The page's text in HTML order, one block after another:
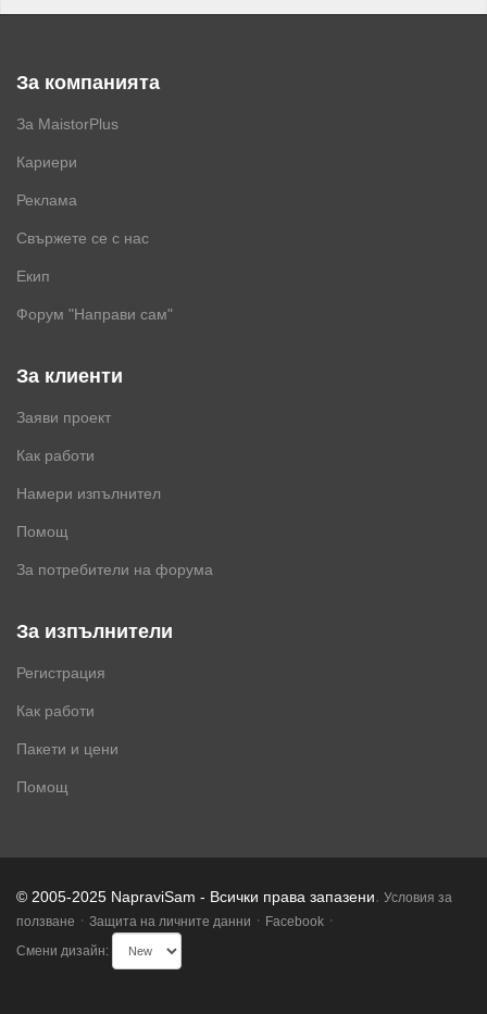
За компанията
За MaistorPlus
Кариери
Реклама
Свържете се с нас
Екип
Форум "Направи сам"
За клиенти
Заяви проект
Как работи
Намери изпълнител
Помощ
За потребители на форума
За изпълнители
Регистрация
Как работи
Пакети и цени
Помощ
© 2005-2025 NapraviSam - Всички права запазени. Условия за
ползване · Защита на личните данни · Facebook ·
Смени дизайн: